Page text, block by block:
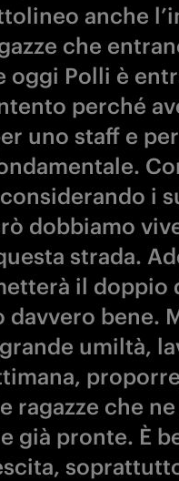
anche
che
oggi Polli è
perché
uno staff e
i
dobbiamo
strada.
il doppio
davvero bene.
umiltà,
ragazze che
già pronte. È